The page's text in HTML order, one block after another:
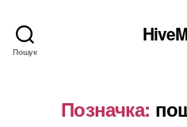
Пошук
Позначка: